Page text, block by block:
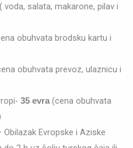
salata, makarone, pilav i
obuhvata brodsku kartu i
obuhvata prevoz, ulaznicu i
35 evra (cena obuhvata
Obilazak Evropske i Aziske